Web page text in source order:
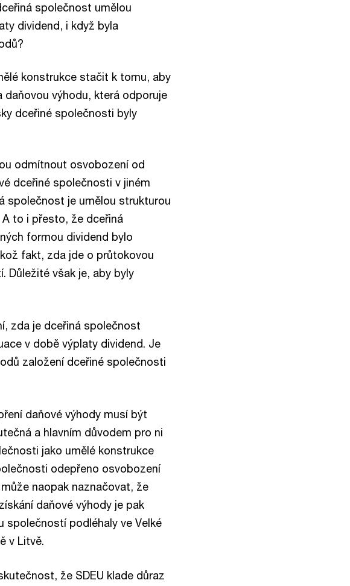
společnost umělou
dividend, i když byla
konstrukce stačit k tomu, aby
výhodu, která odporuje
dceřiné společnosti byly
odmítnout osvobození od
dceřiné společnosti v jiném
společnost je umělou strukturou
to i přesto, že dceřiná
formou dividend bylo
fakt, zda jde o průtokovou
Důležité však je, aby byly
zda je dceřiná společnost
v době výplaty dividend. Je
založení dceřiné společnosti
daňové výhody musí být
a hlavním důvodem pro ni
jako umělé konstrukce
odepřeno osvobození
naopak naznačovat, že
daňové výhody je pak
podléhaly ve Velké
v Litvě.
že SDEU klade důraz